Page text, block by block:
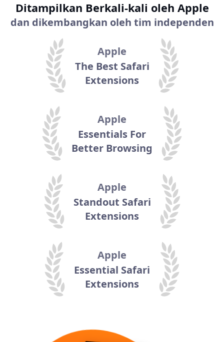
Ditampilkan Berkali-kali oleh Apple
dan dikembangkan oleh tim independen
Apple
The Best Safari
Extensions
Apple
Essentials For
Better Browsing
Apple
Standout Safari
Extensions
Apple
Essential Safari
Extensions